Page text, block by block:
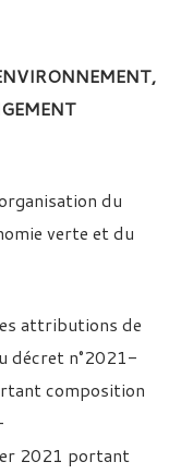
du
verte et du
attributions de
décret n°2021-
composition
2021 portant